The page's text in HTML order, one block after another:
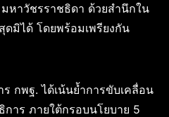
หาวัชรราชธิดา ด้วยสำนึกใน
มิได้ โดยพร้อมเพรียงกัน
กพฐ. ได้เน้นย้ำการขับเคลื่อน
การ ภายใต้กรอบนโยบาย 5